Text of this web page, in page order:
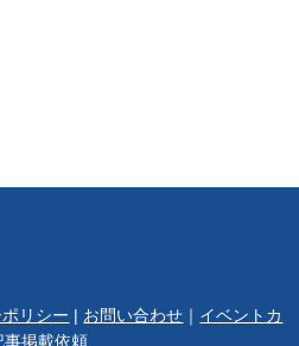
リシー お問い合わせ
イベントカ
事掲載依頼